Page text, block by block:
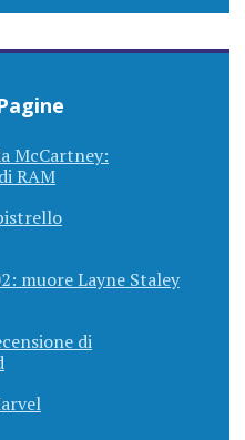
McCartney:
RAM
muore Layne Staley
di